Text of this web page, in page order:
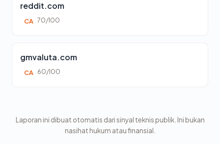
reddit.com
CA 70/100
gmvaluta.com
CA 60/100
Laporan ini dibuat otomatis dari sinyal teknis publik. Ini bukan
nasihat hukum atau finansial.